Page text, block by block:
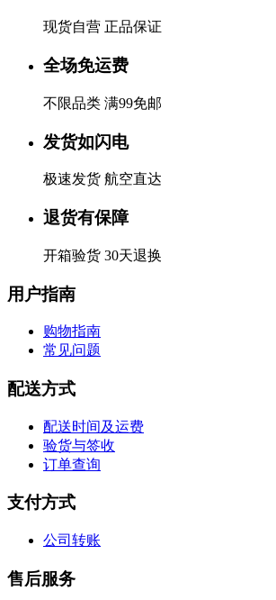
现货自营 正品保证
全场免运费
不限品类 满99免邮
发货如闪电
极速发货 航空直达
退货有保障
开箱验货 30天退换
用户指南
购物指南
常见问题
配送方式
配送时间及运费
验货与签收
订单查询
支付方式
公司转账
售后服务